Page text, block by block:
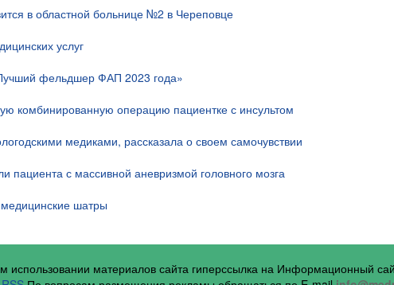
в областной больнице №2 в Череповце
услуг
фельдшер ФАП 2023 года»
комбинированную операцию пациентке с инсультом
медиками, рассказала о своем самочувствии
пациента с массивной аневризмой головного мозга
шатры
использовании материалов сайта гиперссылка на Информационный